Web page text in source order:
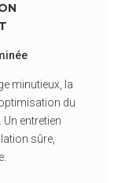
minutieux, la
du
entretien
sûre,